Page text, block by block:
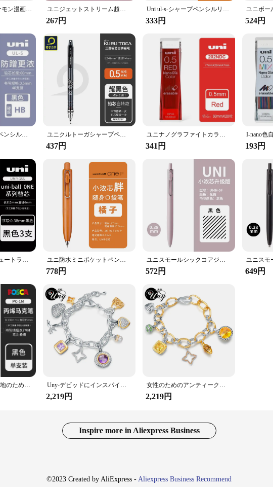
ワンフリップ!! ポケモン漫画ボードゲーム,ピカチュウ,家族で楽しむための楽しいエンターテイメント,カード,クリスマスプレゼント ユニジェットストリーム超滑らかなボールペン、署名ペン、速乾性、ノベルティ用品、手書き
267円
Uni ul-s-シャープペンシルリードコア、防汚、増粘、黒、壊れない、学生、0.3mm、0.5mm、0.7mm、日本、1個
333円 524円
Kuru Togaシャープペンシル、リードコア、低重力回転、文房具用品、0.5mm、hb、2b、M5-452 ユニクルトーガシャープペンシル、壊れにくいリード、小学生文房具、消しゴム付きポルタミナ、M5-450T、0.5mm
437円
ユニナノグラファイトカラーシャープペンシル、リードコア、リフィル0.5、学生ライティング、文房具、学用品、202ndc、1個
341円 193円
ユニボール-小型ニュートラルシックコア付きペン,速乾性,防水,小型,第2世代,大理石,1 p ユニ防水ミニポケットペン、ニュートラルクイックドライペン、小、太いコア、ファット、ミニ、ワンプッシュ、ポータブル、日本、UMN-SP、0.5mm、新品
778円
ユニスモールシックコアジェルペン、ブラックユニバーサルシグネチャーペン、低重力、UMN-SF、日本、夏限定、新品
572円 649円
ユニPosca-PC-1M生地のための完全なマーカーロックメタル、マルチカラーのアクリル、永久的なポップポスター、落書きマーカー、3m、5m Uny-デビッドにインスパイアされた女性用ジュエリーブレスレット,アンティークブレスレット,バレンタインデーギフト,クリスマスギフト
2,219円
女性のためのアンティークジュエリーブレスレット,デザイナーブランド,ダビッド,バレンタインデー,クリスマスプレゼント
2,219円
Inspire more in Aliexpress Business
©2023 Created by AliExpress - Aliexpress Business Recommend